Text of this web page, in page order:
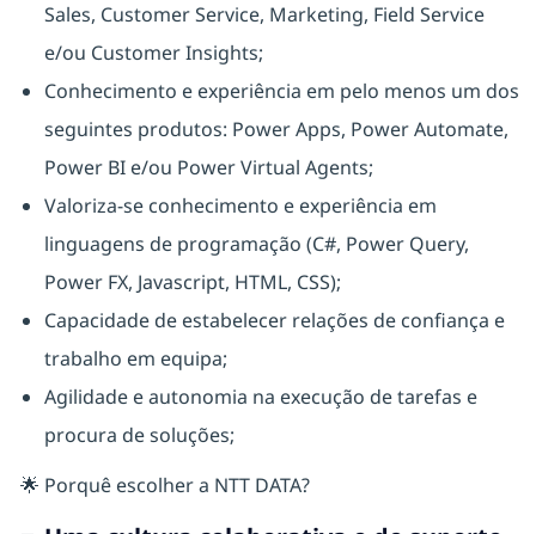
Sales, Customer Service, Marketing, Field Service
e/ou Customer Insights;
Conhecimento e experiência em pelo menos um dos
seguintes produtos: Power Apps, Power Automate,
Power BI e/ou Power Virtual Agents;
Valoriza-se conhecimento e experiência em
linguagens de programação (C#, Power Query,
Power FX, Javascript, HTML, CSS);
Capacidade de estabelecer relações de confiança e
trabalho em equipa;
Agilidade e autonomia na execução de tarefas e
procura de soluções;
🌟 Porquê escolher a NTT DATA?